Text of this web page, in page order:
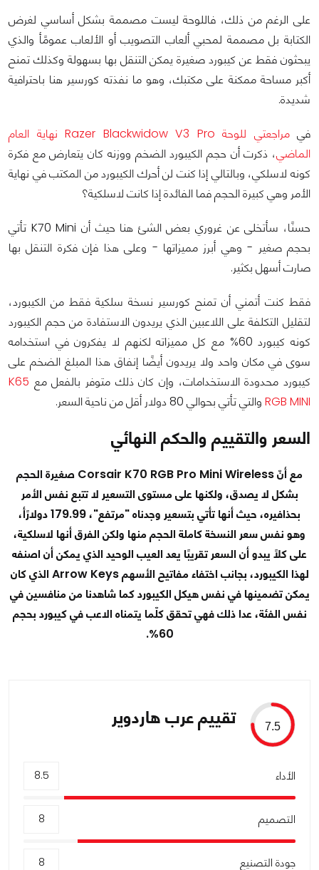
على الرغم من ذلك، فاللوحة ليست مصممة بشكل أساسي لغرض
الكتابة بل مصممة لمحبي ألعاب التصويب أو الألعاب عمومًأ والذي
يبحثون فقط عن كيبورد صغيرة يمكن التنقل بها بسهولة وكذلك تمنح
أكبر مساحة ممكنة على مكتبك، وهو ما نفذته كورسير هنا باحترافية
شديدة.
في
مراجعتي للوحة Razer Blackwidow V3 Pro نهاية العام
الماضي، ذكرت أن حجم الكيبورد الضخم ووزنه كان يتعارض مع فكرة
كونه لاسلكي، وبالتالي إذا كنت لن أحرك الكيبورد من المكتب في نهاية
الأمر وهي كبيرة الحجم فما الفائدة إذا كانت لاسلكية؟
حسنًا، سأتخلى عن غروري بعض الشئ هنا حيث أن K70 Mini تأتي
بحجم صغير - وهي أبرز مميزاتها - وعلى هذا فإن فكرة التنقل بها
صارت أسهل بكثير.
فقط كنت أتمني أن تمنح كورسير نسخة سلكية فقط من الكيبورد،
لتقليل التكلفة على اللاعبين الذي يريدون الاستفادة من حجم الكيبورد
كونه كيبورد 60% مع كل مميزاته لكنهم لا يفكرون في استخدامه
سوى في مكان واحد ولا يريدون أيضًا إنفاق هذا المبلغ الضخم على
كيبورد محدودة الاستخدامات، وإن كان ذلك متوفر بالفعل مع K65
RGB MINI والتي تأتي بحوالي 80 دولار أقل من ناحية السعر.
السعر والتقييم والحكم النهائي
مع أنّ Corsair K70 RGB Pro Mini Wireless صغيرة الحجم
بشكل لا يصدق، ولكنها على مستوى التسعير لا تتبع نفس الأمر
بحذافيره، حيث أنها تأتي بتسعير وجدناه "مرتفع"، 179.99 دولارًأ،
وهو نفس سعر النسخة كاملة الحجم منها ولكن الفرق أنها لاسلكية،
على كلًا يبدو أن السعر تقريبًا يعد العيب الوحيد الذي يمكن أن اصنفه
لهذا الكيبورد، بجانب اختفاء مفاتيح الأسهم Arrow Keys الذي كان
يمكن تضمينها في نفس هيكل الكيبورد كما شاهدنا من منافسين في
نفس الفئة، عدا ذلك فهي تحقق كلّما يتمناه الاعب في كيبورد بحجم
60%.
7.5 تقييم عرب هاردوير
الأداء 8.5
التصميم 8
جودة التصنيع 8